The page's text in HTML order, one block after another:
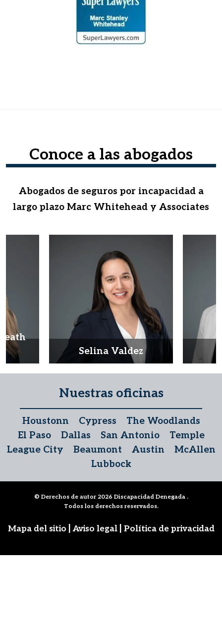
Selina Valdez
Conoce a las abogados
Abogados de seguros por incapacidad a
largo plazo Marc Whitehead y Associates
Nuestras oficinas
Houstonn Cypress
The Woodlands
El Paso
Dallas San Antonio
Temple
League City
Beaumont Austin
McAllen
Lubbock
© Derechos de autor 2026 Discapacidad Denegada .
Todos los derechos reservados.
Mapa del sitio Aviso legal Política de privacidad